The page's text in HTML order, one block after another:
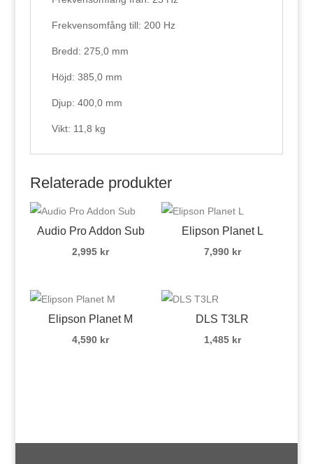
Frekvensomfång till: 200 Hz
Bredd: 275,0 mm
Höjd: 385,0 mm
Djup: 400,0 mm
Vikt: 11,8 kg
Relaterade produkter
Audio Pro Addon Sub
2,995 kr
Elipson Planet L
7,990 kr
Elipson Planet M
4,590 kr
DLS T3LR
1,485 kr